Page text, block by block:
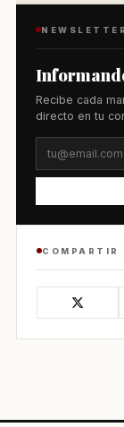
NEWSLETTER
Recibe cada
directo en tu
COMPARTIR